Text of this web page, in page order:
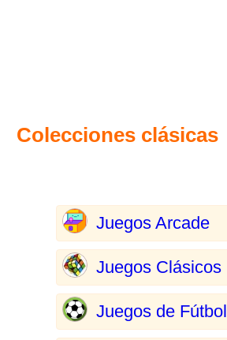
Colecciones clásicas
Juegos Arcade
Juegos Clásicos
Juegos de Fútbol